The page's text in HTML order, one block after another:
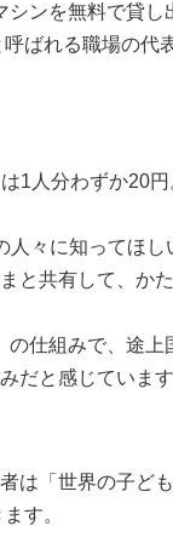
シンを無料で貸し
ばれる職場の代
1人分わずか20円
々に知ってほし
と共有して、か
の仕組みで、途上
だと感じています
は「世界の子ど
す。